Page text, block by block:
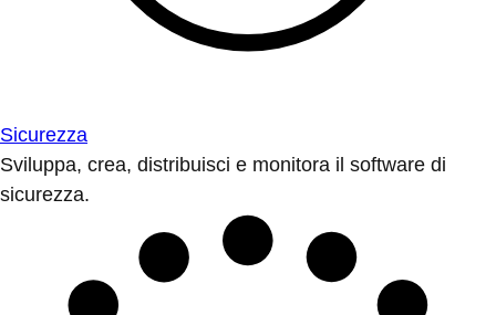
Sicurezza
Sviluppa, crea, distribuisci e monitora il software di
sicurezza.